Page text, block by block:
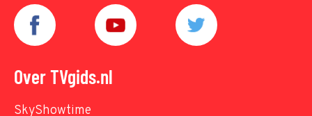
Over TVgids.nl
SkyShowtime